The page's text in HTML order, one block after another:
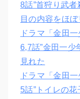
8話”首狩り武
目の内容をほぼ
ドラマ「金田
6,7話”金田一少
見れた
ドラマ「金田
5話”トイレの